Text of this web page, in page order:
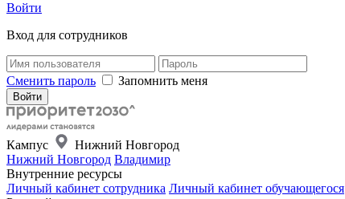
Войти
Вход для сотрудников
Сменить пароль Запомнить меня
Кампус
Нижний Новгород
Нижний Новгород Владимир
Внутренние ресурсы
Личный кабинет сотрудника Личный кабинет обучающегося